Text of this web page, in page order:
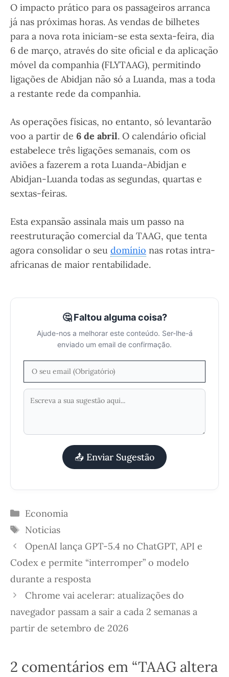
O impacto prático para os passageiros arranca
já nas próximas horas. As vendas de bilhetes
para a nova rota iniciam-se esta sexta-feira, dia
6 de março, através do site oficial e da aplicação
móvel da companhia (FLYTAAG), permitindo
ligações de Abidjan não só a Luanda, mas a toda
a restante rede da companhia.
As operações físicas, no entanto, só levantarão
voo a partir de 6 de abril. O calendário oficial
estabelece três ligações semanais, com os
aviões a fazerem a rota Luanda-Abidjan e
Abidjan-Luanda todas as segundas, quartas e
sextas-feiras.
Esta expansão assinala mais um passo na
reestruturação comercial da TAAG, que tenta
agora consolidar o seu domínio nas rotas intra-
africanas de maior rentabilidade.
🤔 Faltou alguma coisa?
Ajude-nos a melhorar este conteúdo. Ser-lhe-á
enviado um email de confirmação.
📤 Enviar Sugestão
Categorias
Economia
Etiquetas
Noticias
OpenAI lança GPT-5.4 no ChatGPT, API e
Codex e permite “interromper” o modelo
durante a resposta
Chrome vai acelerar: atualizações do
navegador passam a sair a cada 2 semanas a
partir de setembro de 2026
2 comentários em “TAAG altera